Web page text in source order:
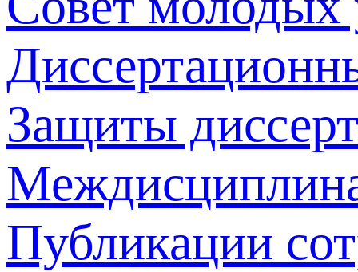
Защиты
Публикации